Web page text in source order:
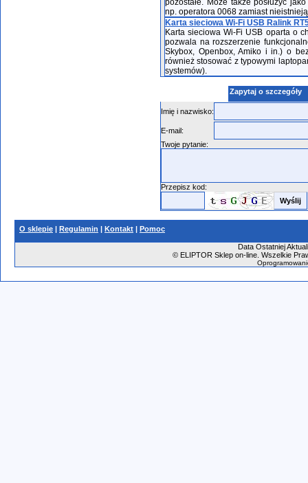
pozostałe. Może także posłużyć
np. operatora 0068 zamiast
Karta sieciowa Wi-Fi USB Ralink
Karta sieciowa Wi-Fi USB oparta o
pozwala na rozszerzenie
Skybox, Openbox, Amiko i in.) o
również stosować z typowymi
systemów).
Zapytaj o szczegóły
Imię i nazwisko:
E-mail:
Twoje pytanie:
Przepisz kod:
O sklepie | Regulamin | Kontakt | Pomoc
Data Ostatniej
©ELIPTOR Sklep on-line. Wszelkie